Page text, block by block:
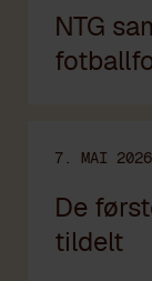
NTG
7. MAI 2026
De
tildelt